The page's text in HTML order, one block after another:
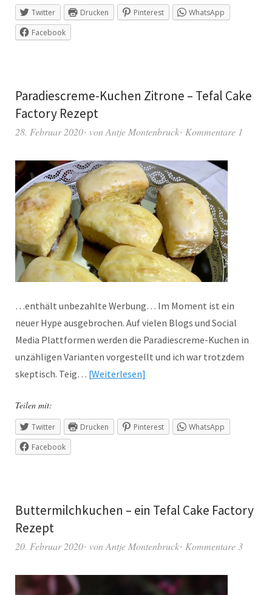
Twitter Drucken Pinterest
WhatsApp
Facebook
Paradiescreme-Kuchen Zitrone – Tefal Cake
Factory Rezept
28. Februar 2020 vonAntje Montenbruck Kommentare 1
…enthält unbezahlte Werbung… Im Moment ist ein
neuer Hype ausgebrochen. Auf vielen Blogs und Social
Media Plattformen werden die Paradiescreme-Kuchen in
unzähligen Varianten vorgestellt und ich war trotzdem
skeptisch. Teig… Weiterlesen
Teilen mit:
Twitter Drucken Pinterest
WhatsApp
Facebook
Buttermilchkuchen – ein Tefal Cake Factory
Rezept
20. Februar 2020 vonAntje Montenbruck Kommentare 3